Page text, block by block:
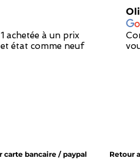
achetée à un prix
état comme neuf
carte bancaire / paypal Retour